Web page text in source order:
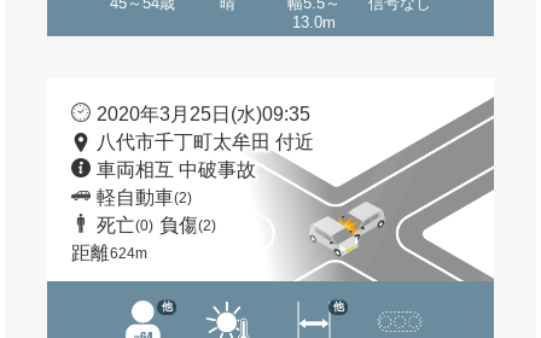
13.0m
2020年3月25日(水)09:35
八代市千丁町太牟田 付近
車両相互 中破事故
軽自動車(2)
死亡(0) 負傷(2)
距離624m
他 他